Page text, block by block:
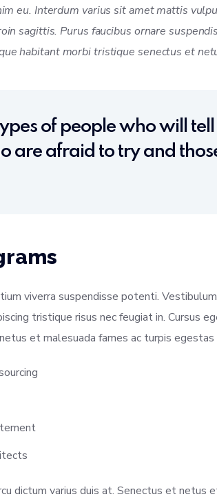
eu. Interdum varius sit amet mattis
sagittis. Purus faucibus ornare
habitant morbi tristique senectus et
of people who will
are afraid to try and
viverra suspendisse potenti.
tristique risus nec feugiat in. Cursus
et malesuada fames ac turpis
dictum varius duis at. Senectus et